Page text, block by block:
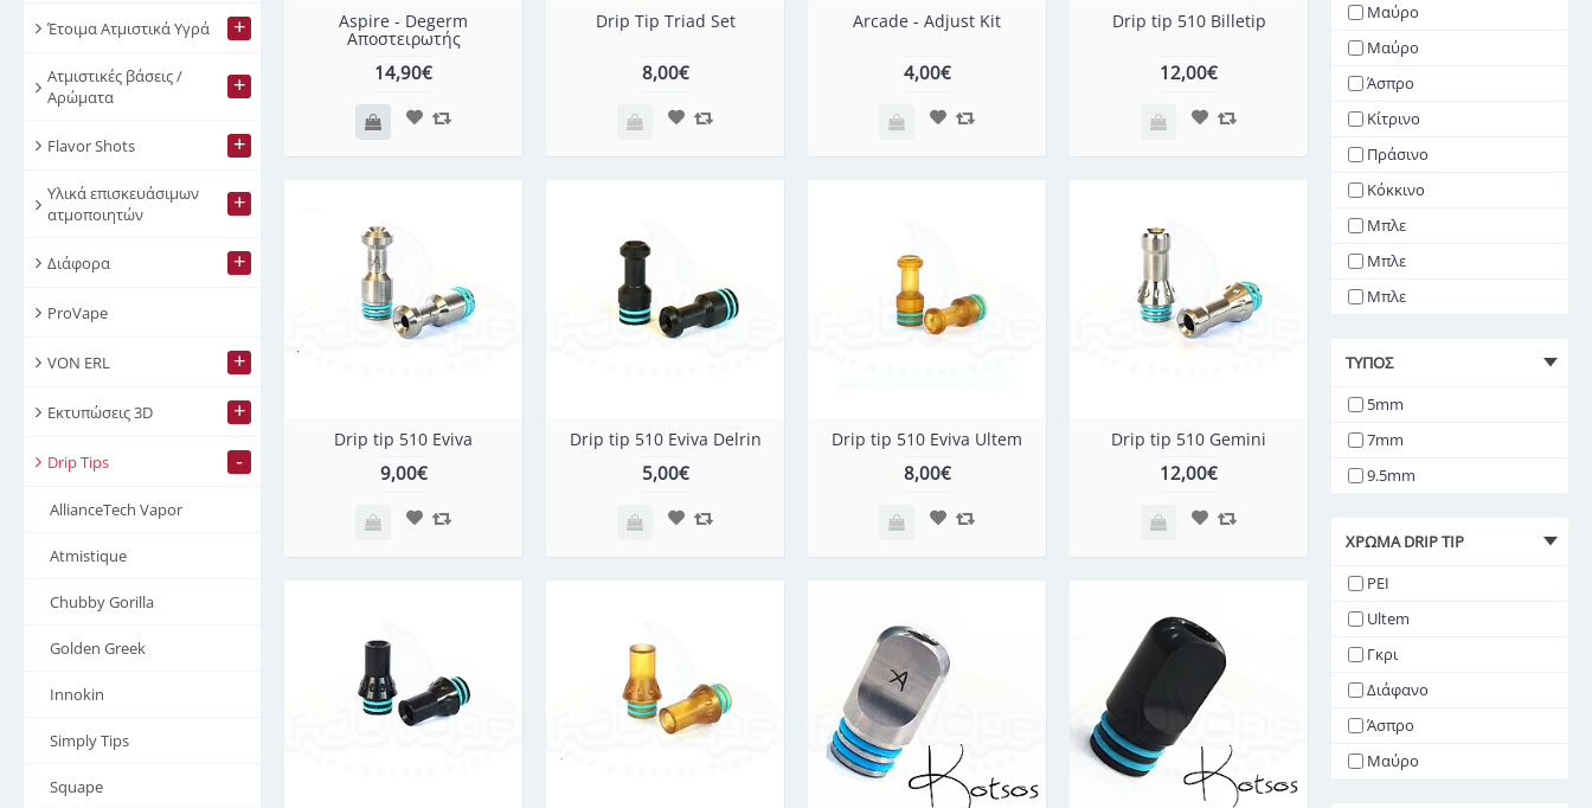
Έτοιμα Ατμιστικά Υγρά +
Ατμιστικές βάσεις /
Αρώματα
+
Flavor Shots +
Υλικά επισκευάσιμων
ατμοποιητών
+
Διάφορα +
ProVape
VON ERL +
Εκτυπώσεις 3D +
Drip Tips -
AllianceTech Vapor
Atmistique
Chubby Gorilla
Golden Greek
Innokin
Simply Tips
Squape
Μαύρο
Μαύρο
Άσπρο
Κίτρινο
Πράσινο
Κόκκινο
Μπλε
Μπλε
Μπλε
ΤΎΠΟΣ
5mm
7mm
9.5mm
ΧΡΏΜΑ DRIP TIP
PEI
Ultem
Γκρι
Διάφανο
Άσπρο
Μαύρο
Aspire - Degerm
Αποστειρωτής
14,90€
Drip Tip Triad Set
8,00€
Arcade - Adjust Kit
4,00€
Drip tip 510 Billetip
12,00€
Drip tip 510 Eviva
9,00€
Drip tip 510 Eviva Delrin
5,00€
Drip tip 510 Eviva Ultem
8,00€
Drip tip 510 Gemini
12,00€